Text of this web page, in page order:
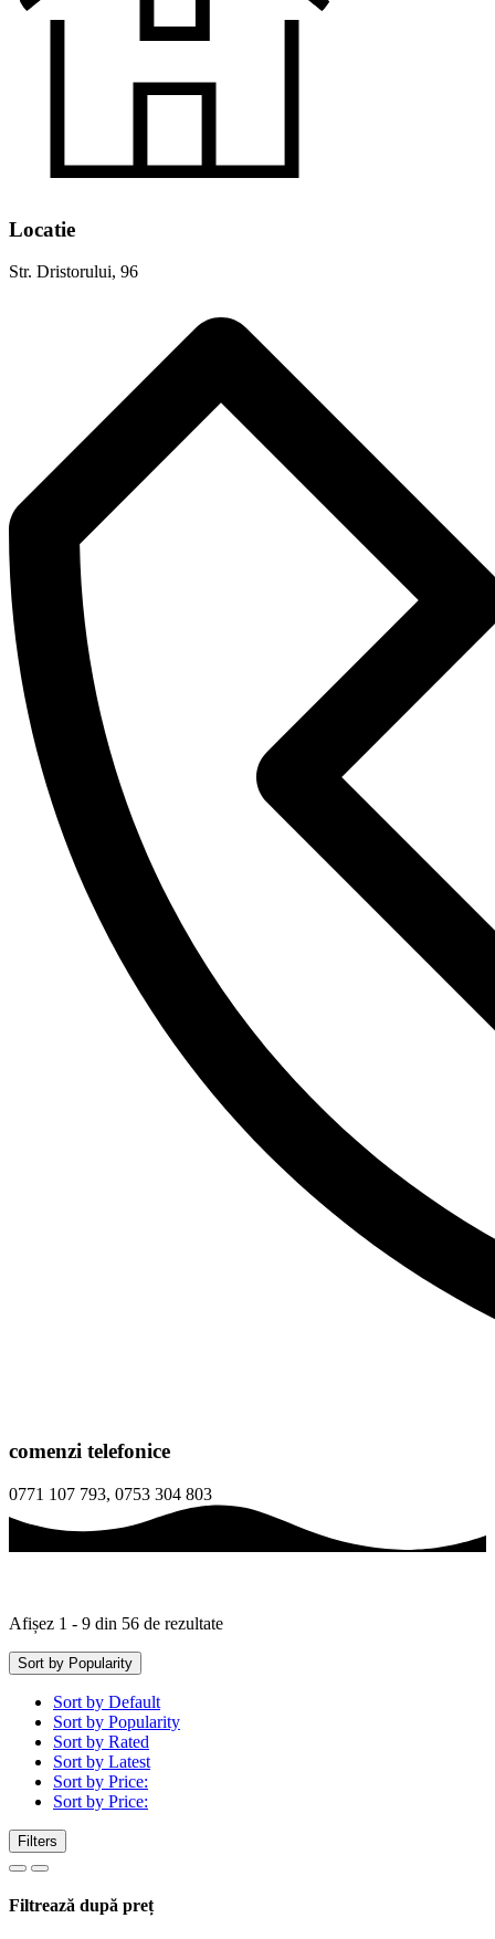
Locatie
Str. Dristorului, 96
comenzi telefonice
0771 107 793, 0753 304 803
Afișez 1 - 9 din 56 de rezultateSortat
Sort by Popularity
Sort by Default
Sort by Popularity
Sort by Rated
Sort by Latest
Sort by Price:
Sort by Price:
Filters
Filtrează după preț